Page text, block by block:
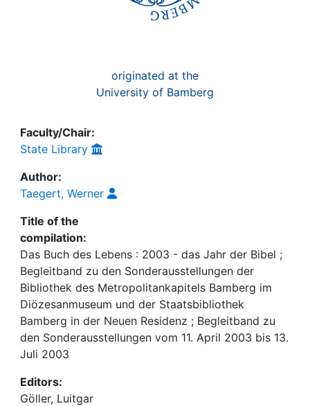
originated at the
University of Bamberg
Faculty/Chair:
State Library
Author:
Taegert, Werner
Title of the
compilation:
Das Buch des Lebens : 2003 - das Jahr der Bibel ;
Begleitband zu den Sonderausstellungen der
Bibliothek des Metropolitankapitels Bamberg im
Diözesanmuseum und der Staatsbibliothek
Bamberg in der Neuen Residenz ; Begleitband zu
den Sonderausstellungen vom 11. April 2003 bis 13.
Juli 2003
Editors:
Göller, Luitgar